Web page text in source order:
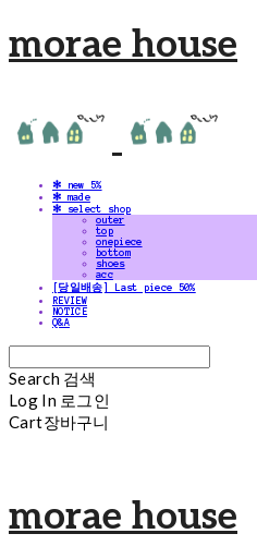
morae house
✻ new 5%
✻ made
✻ select shop
outer
top
onepiece
bottom
shoes
acc
[당일배송] Last piece 50%
REVIEW
NOTICE
Q&A
Search 검색
Log In 로그인
Cart장바구니
morae house